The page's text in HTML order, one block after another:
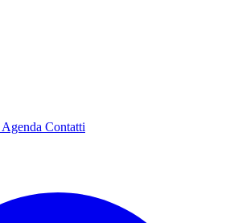
Agenda Contatti